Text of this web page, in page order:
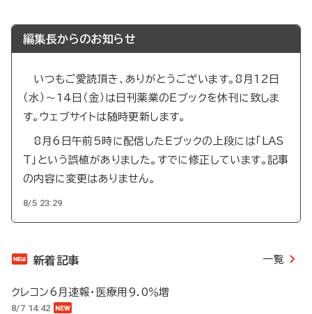
編集長からのお知らせ
いつもご愛読頂き、ありがとうございます。8月12日
（水）～14日（金）は日刊薬業のEブックを休刊に致しま
す。ウェブサイトは随時更新します。
8月6日午前5時に配信したEブックの上段には「LAS
T」という誤植がありました。すでに修正しています。記事
の内容に変更はありません。
8/5 23:29
新着記事 一覧
クレコン6月速報・医療用9.0％増
8/7 14:42